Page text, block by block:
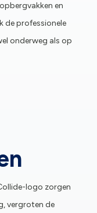
en
de professionele
onderweg als op
logo zorgen
vergroten de